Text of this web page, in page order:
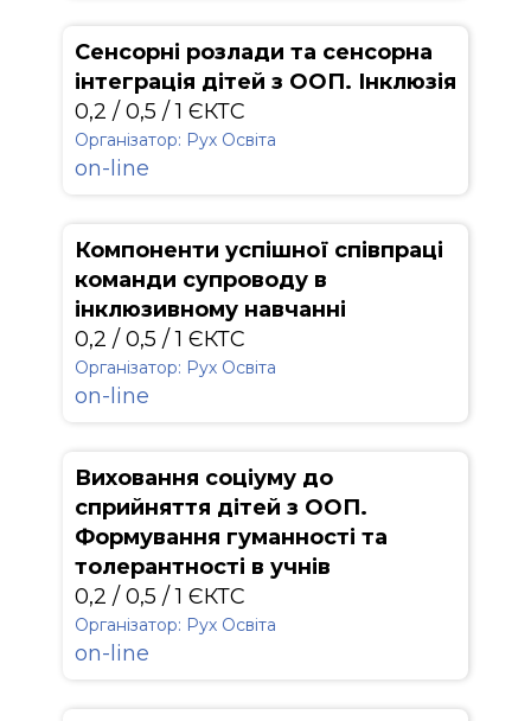
Сенсорні розлади та сенсорна
інтеграція дітей з ООП. Інклюзія
0,2 / 0,5 / 1 ЄКТС
Організатор: Рух Освіта
on-line
Компоненти успішної співпраці
команди супроводу в
інклюзивному навчанні
0,2 / 0,5 / 1 ЄКТС
Організатор: Рух Освіта
on-line
Виховання соціуму до
сприйняття дітей з ООП.
Формування гуманності та
толерантності в учнів
0,2 / 0,5 / 1 ЄКТС
Організатор: Рух Освіта
on-line